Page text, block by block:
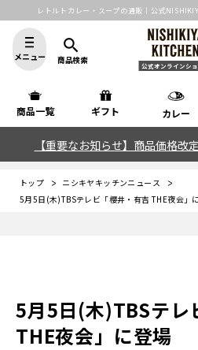
レトルトカレー・スープの通販｜公式
メニュー
search
商品検索
公式オンラインシ
商品一覧 ギフト カレー
【重要なお知らせ】商品価格改
トップ
ニシキヤキッチンニュース
5月5日(木)TBSテレビ「櫻井・有吉 THE夜会」
5月5日(木)TBSテレ
THE夜会」に登場